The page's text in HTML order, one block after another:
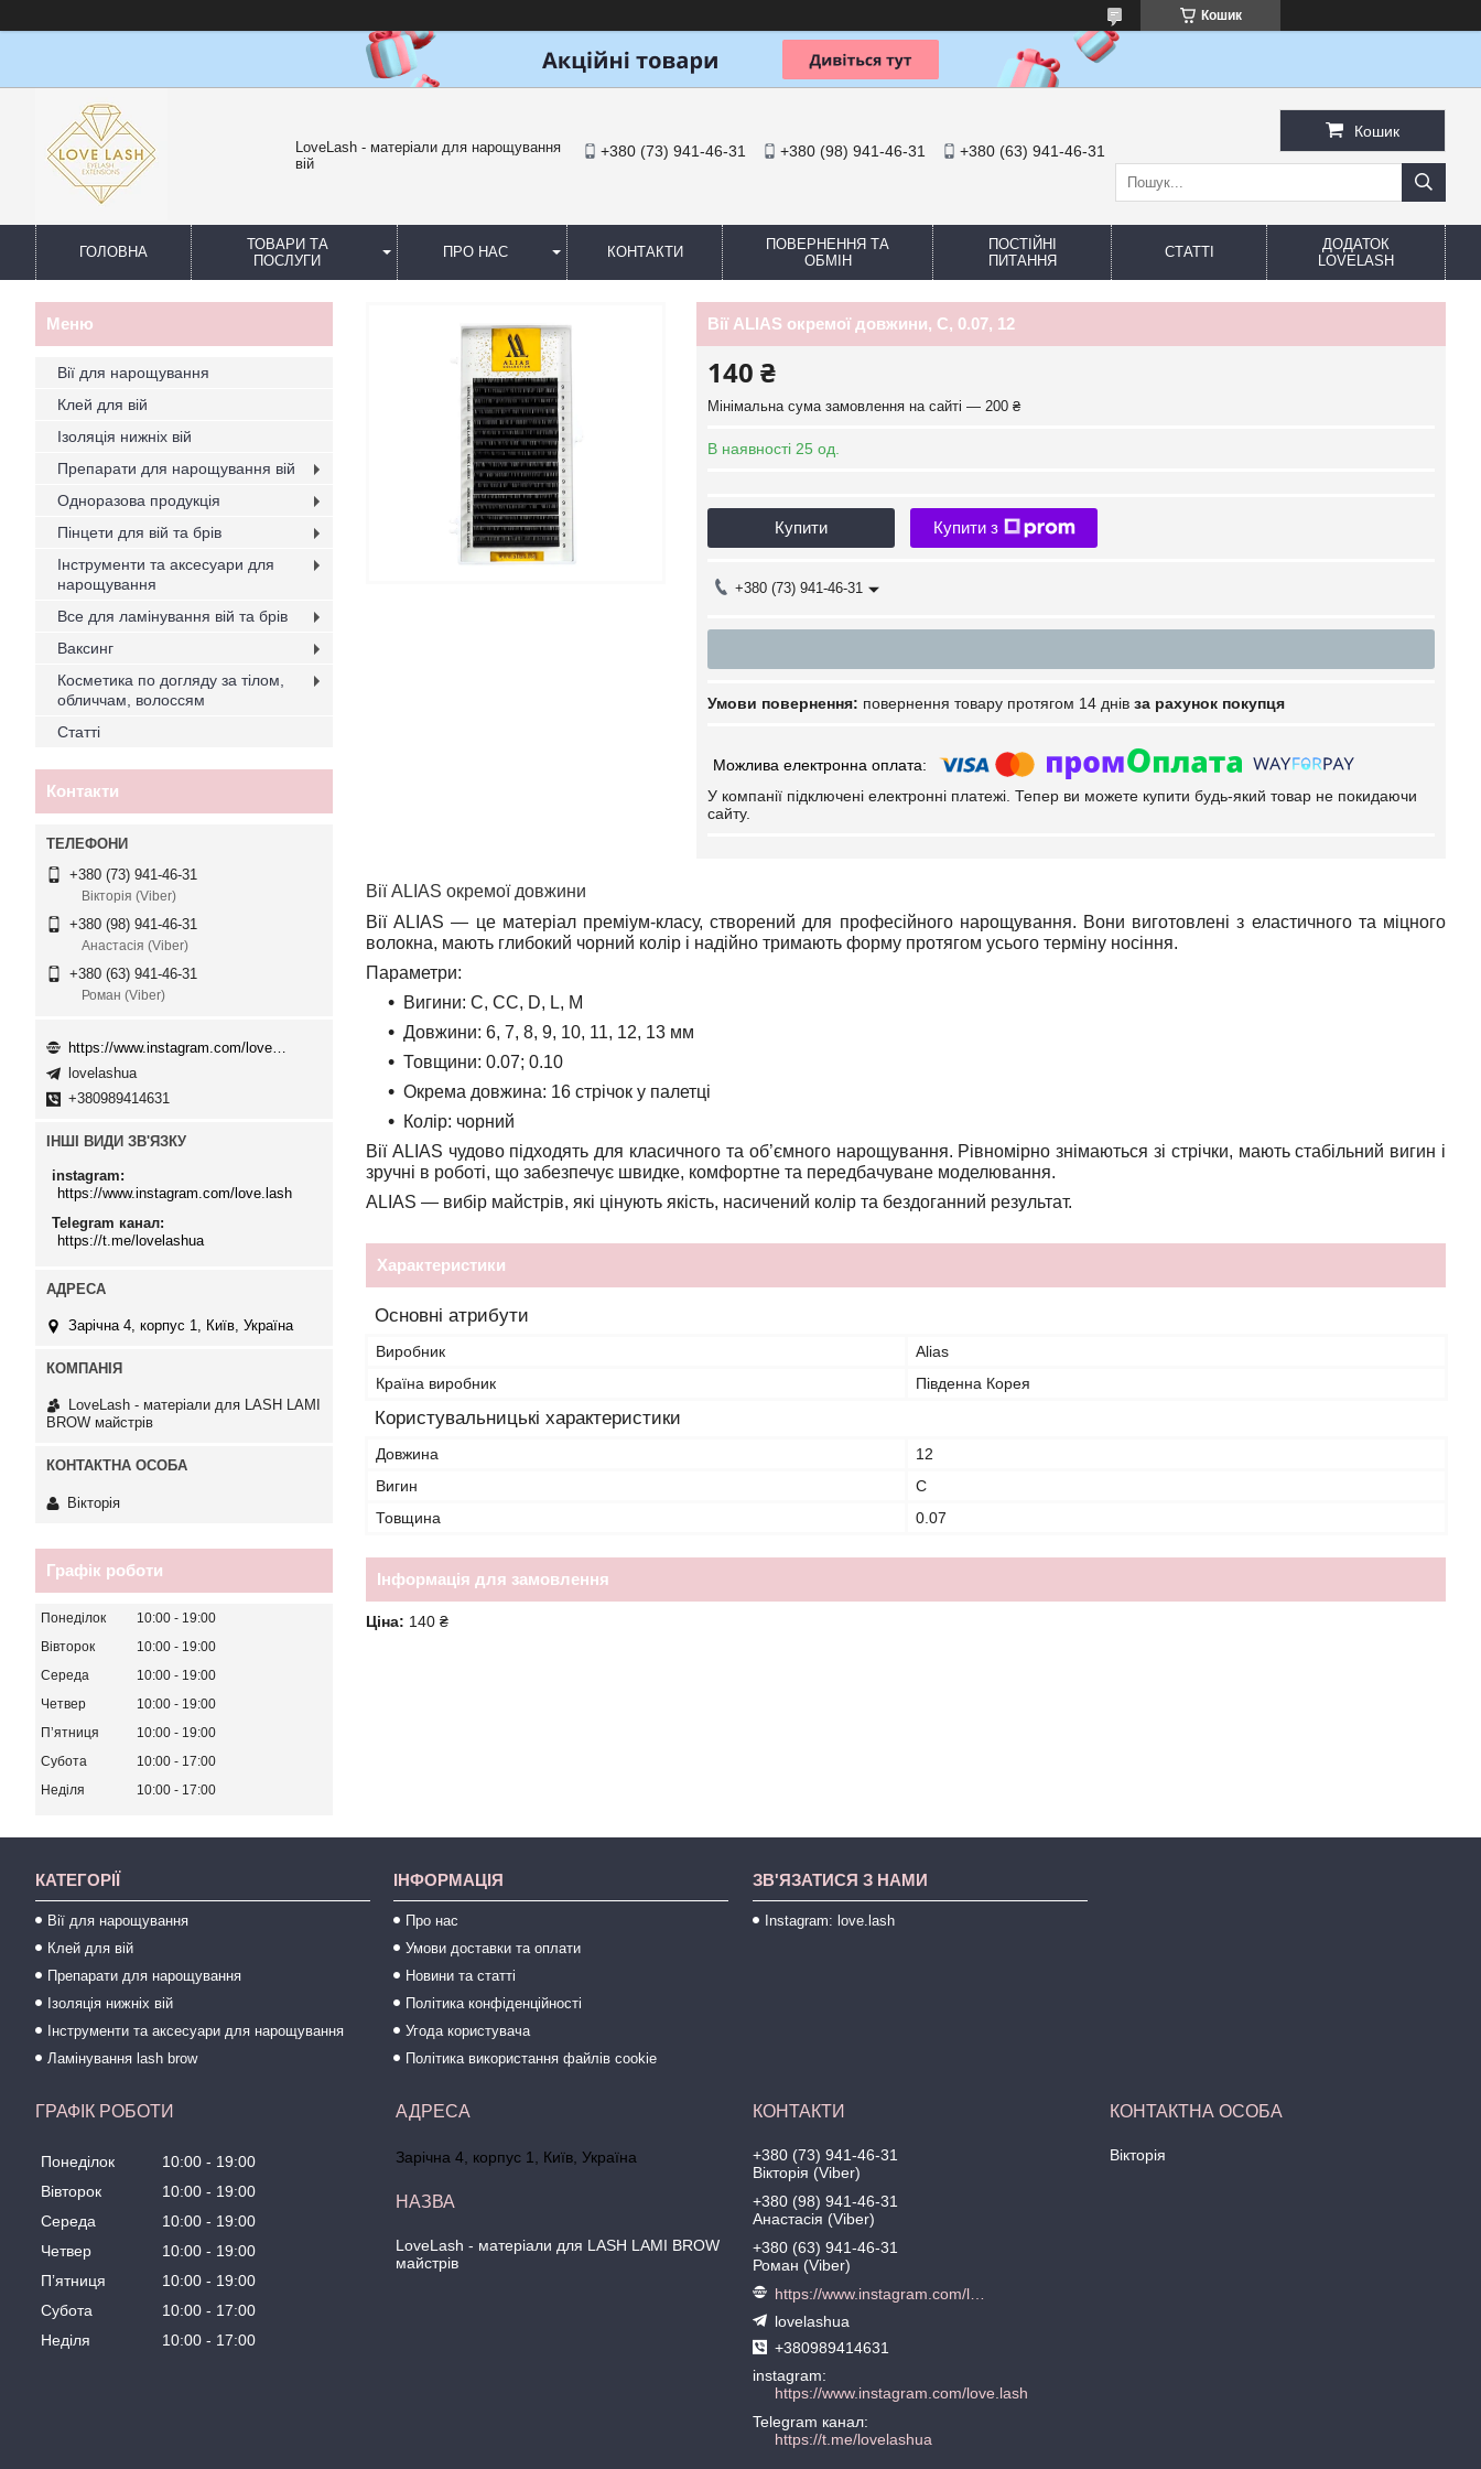
Кошик
LoveLash - матеріали для нарощування
вій
+380 (73) 941-46-31 +380 (98) 941-46-31 +380 (63) 941-46-31
Кошик
ГОЛОВНА
ТОВАРИ ТА
ПОСЛУГИ
ПРО НАС КОНТАКТИ
ПОВЕРНЕННЯ ТА
ОБМІН
ПОСТІЙНІ
ПИТАННЯ
СТАТТІ
ДОДАТОК
LOVELASH
Вії ALIAS окремої довжини, C, 0.07, 12
140 ₴
Мінімальна сума замовлення на сайті — 200 ₴
В наявності 25 од.
Купити Купити з
+380 (73) 941-46-31
повернення товару протягом 14 днів за рахунок покупця
У компанії підключені електронні платежі. Тепер ви можете купити будь-який товар не покидаючи
сайту.
Вії ALIAS окремої довжини
Вії ALIAS — це матеріал преміум-класу, створений для професійного нарощування. Вони виготовлені з еластичного та міцного
волокна, мають глибокий чорний колір і надійно тримають форму протягом усього терміну носіння.
Параметри:
Вигини: C, CC, D, L, M
Довжини: 6, 7, 8, 9, 10, 11, 12, 13 мм
Товщини: 0.07; 0.10
Окрема довжина: 16 стрічок у палетці
Колір: чорний
Вії ALIAS чудово підходять для класичного та об’ємного нарощування. Рівномірно знімаються зі стрічки, мають стабільний вигин і
зручні в роботі, що забезпечує швидке, комфортне та передбачуване моделювання.
ALIAS — вибір майстрів, які цінують якість, насичений колір та бездоганний результат.
Характеристики
Основні атрибути
Виробник
Alias
Країна виробник
Південна Корея
Користувальницькі характеристики
Довжина
12
Вигин
C
Товщина
0.07
Інформація для замовлення
Ціна: 140 ₴
Вії для нарощування
Клей для вій
Ізоляція нижніх вій
Препарати для нарощування вій
Одноразова продукція
Пінцети для вій та брів
Інструменти та аксесуари для
нарощування
Все для ламінування вій та брів
Ваксинг
Косметика по догляду за тілом,
обличчам, волоссям
Статті
Контакти
+380 (73) 941-46-31
Вікторія (Viber)
+380 (98) 941-46-31
Анастасія (Viber)
+380 (63) 941-46-31
Роман (Viber)
lovelashua
+380989414631
ІНШІ ВИДИ ЗВ'ЯЗКУ
instagram
https://www.instagram.com/love.lash
Telegram канал
https://t.me/lovelashua
Зарічна 4, корпус 1, Київ, Україна
LoveLash - матеріали для LASH LAMI
BROW майстрів
Вікторія
Графік роботи
Понеділок 10:00
19:00
Вівторок
10:00
19:00
Середа
10:00
19:00
Четвер
10:00
19:00
Пʼятниця
10:00
19:00
Субота
10:00
17:00
Неділя
10:00 17:00
КАТЕГОРІЇ
Вії для нарощування
Клей для вій
Препарати для нарощування
Ізоляція нижніх вій
Інструменти та аксесуари для нарощування
Ламінування lash brow
ІНФОРМАЦІЯ
Про нас
Умови доставки та оплати
Новини та статті
Політика конфіденційності
Угода користувача
Політика використання файлів cookie
ЗВ'ЯЗАТИСЯ З НАМИ
Instagram: love.lash
ГРАФІК РОБОТИ
Понеділок 10:00
19:00
Вівторок
10:00
19:00
Середа
10:00
19:00
Четвер
10:00
19:00
Пʼятниця
10:00
19:00
Субота
10:00
17:00
Неділя
10:00 17:00
Зарічна 4, корпус 1, Київ, Україна
LoveLash - матеріали для LASH LAMI BROW
майстрів
+380 (73) 941-46-31
Вікторія (Viber)
+380 (98) 941-46-31
Анастасія (Viber)
+380 (63) 941-46-31
Роман (Viber)
lovelashua
+380989414631
instagram
https://www.instagram.com/love.lash
Telegram канал
https://t.me/lovelashua
Вікторія